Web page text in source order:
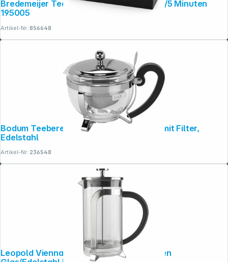
Bredemeijer Teatimer 3fach schwarz 2/3/5 Minuten
195005
Artikel-Nr.:856648
Bodum Teebereiter Chambord 0,5 Liter, mit Filter,
Edelstahl
Artikel-Nr.:236548
Leopold Vienna Kaffeebereiter 1l 8 Tassen